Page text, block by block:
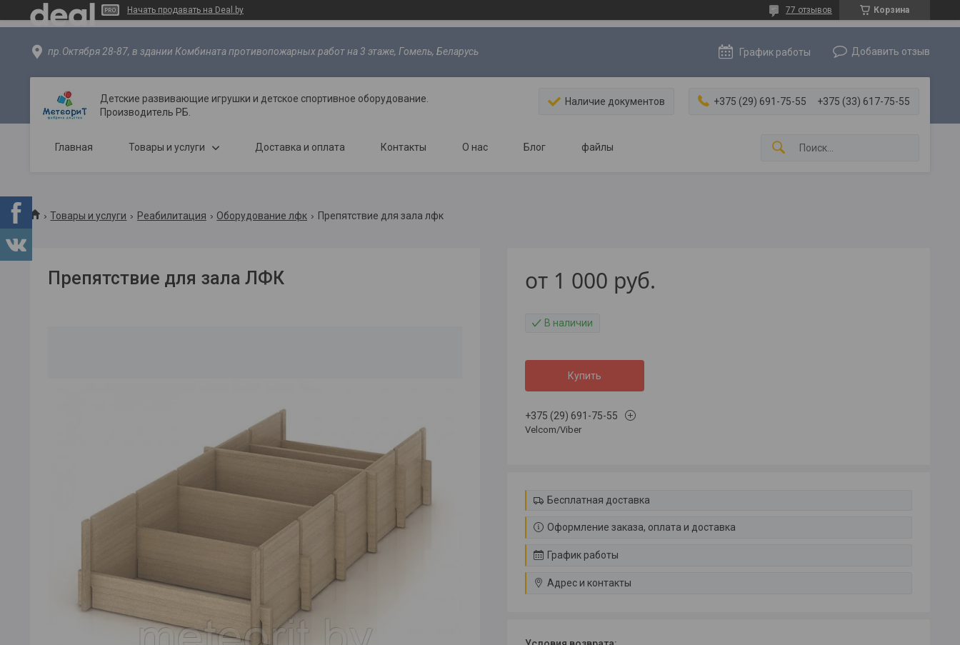
Начать продавать на Deal.by Корзина
77 отзывов
пр.Октября 28-87, в здании Комбината противопожарных работ на 3 этаже, Гомель, Беларусь График работы Добавить отзыв
Детские развивающие игрушки и детское спортивное оборудование.
Производитель РБ.
Наличие документов +375 (29) 691-75-55 +375 (33) 617-75-55
Главная Товары и услуги Доставка и оплата Контакты О нас Блог файлы
Товары и услуги Реабилитация Оборудование лфк Препятствие для зала лфк
Препятствие для зала ЛФК от 1 000 руб.
В наличии
Купить
+375 (29) 691-75-55
Velcom/Viber
Бесплатная доставка
Оформление заказа, оплата и доставка
График работы
Адрес и контакты